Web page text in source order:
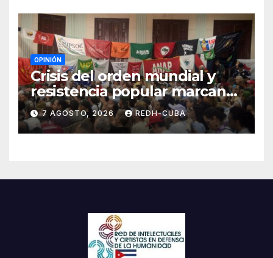
OPINIÓN
Crisis del orden mundial y
resistencia popular marcan
el inicio de la IV Asamblea
Continental de ALBA
Movimientos en Cuba
7 AGOSTO, 2026 REDH-CUBA